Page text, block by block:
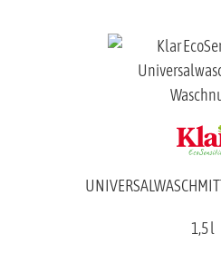
1,5 l